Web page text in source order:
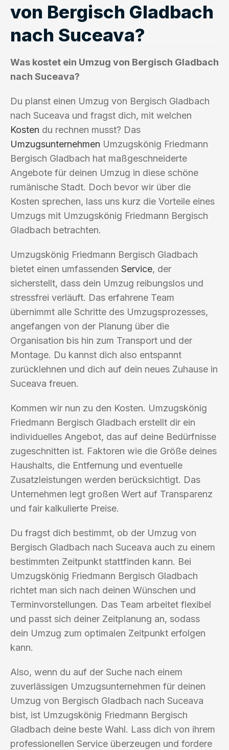
von Bergisch Gladbach
nach Suceava?
Was kostet ein Umzug von Bergisch Gladbach
nach Suceava?
Du planst einen Umzug von Bergisch Gladbach
nach Suceava und fragst dich, mit welchen
Kosten du rechnen musst? Das
Umzugsunternehmen Umzugskönig Friedmann
Bergisch Gladbach hat maßgeschneiderte
Angebote für deinen Umzug in diese schöne
rumänische Stadt. Doch bevor wir über die
Kosten sprechen, lass uns kurz die Vorteile eines
Umzugs mit Umzugskönig Friedmann Bergisch
Gladbach betrachten.
Umzugskönig Friedmann Bergisch Gladbach
bietet einen umfassenden Service, der
sicherstellt, dass dein Umzug reibungslos und
stressfrei verläuft. Das erfahrene Team
übernimmt alle Schritte des Umzugsprozesses,
angefangen von der Planung über die
Organisation bis hin zum Transport und der
Montage. Du kannst dich also entspannt
zurücklehnen und dich auf dein neues Zuhause in
Suceava freuen.
Kommen wir nun zu den Kosten. Umzugskönig
Friedmann Bergisch Gladbach erstellt dir ein
individuelles Angebot, das auf deine Bedürfnisse
zugeschnitten ist. Faktoren wie die Größe deines
Haushalts, die Entfernung und eventuelle
Zusatzleistungen werden berücksichtigt. Das
Unternehmen legt großen Wert auf Transparenz
und fair kalkulierte Preise.
Du fragst dich bestimmt, ob der Umzug von
Bergisch Gladbach nach Suceava auch zu einem
bestimmten Zeitpunkt stattfinden kann. Bei
Umzugskönig Friedmann Bergisch Gladbach
richtet man sich nach deinen Wünschen und
Terminvorstellungen. Das Team arbeitet flexibel
und passt sich deiner Zeitplanung an, sodass
dein Umzug zum optimalen Zeitpunkt erfolgen
kann.
Also, wenn du auf der Suche nach einem
zuverlässigen Umzugsunternehmen für deinen
Umzug von Bergisch Gladbach nach Suceava
bist, ist Umzugskönig Friedmann Bergisch
Gladbach deine beste Wahl. Lass dich von ihrem
professionellen Service überzeugen und fordere